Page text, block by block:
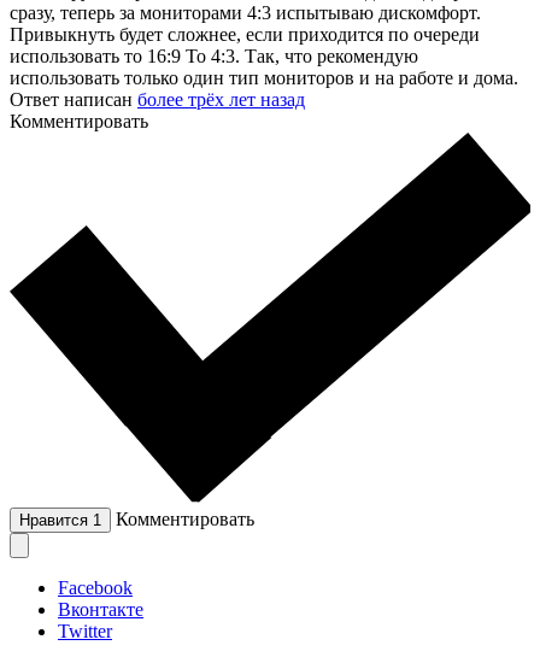
сразу, теперь за мониторами 4:3 испытываю дискомфорт.
Привыкнуть будет сложнее, если приходится по очереди
использовать то 16:9 То 4:3. Так, что рекомендую
использовать только один тип мониторов и на работе и дома.
Ответ написан более трёх лет назад
Комментировать
Нравится 1 Комментировать
Facebook
Вконтакте
Twitter